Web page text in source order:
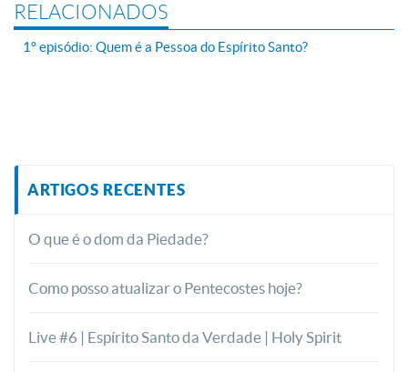
RELACIONADOS
1º episódio: Quem é a Pessoa do Espírito Santo?
ARTIGOS RECENTES
O que é o dom da Piedade?
Como posso atualizar o Pentecostes hoje?
Live #6 | Espírito Santo da Verdade | Holy Spirit